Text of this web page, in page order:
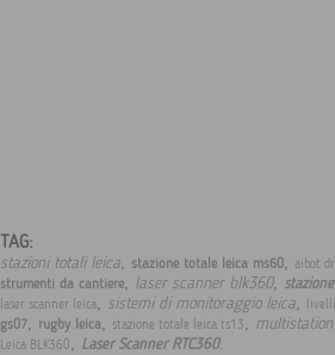
TAG:
stazioni totali leica, stazione totale leica ms60, aibot
strumenti da cantiere, laser scanner blk360,
laser scanner leica, sistemi di monitoraggio leica,
gs07, rugby leica, stazione totale leica ts13,
Leica BLK360, Laser Scanner RTC360.